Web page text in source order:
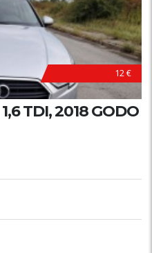
12 €
TDI, 2018 GODO